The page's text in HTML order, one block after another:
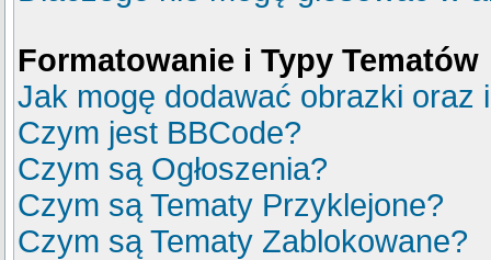
Formatowanie i Typy Tematów
Jak mogę dodawać obrazki oraz
Czym jest BBCode?
Czym są Ogłoszenia?
Czym są Tematy Przyklejone?
Czym są Tematy Zablokowane?